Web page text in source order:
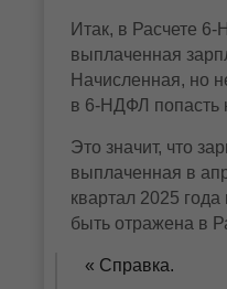
Итак, в Расчете
выплаченная
Начисленная, но
в 6-НДФЛ попасть
Это значит, что
выплаченная в
квартал 2025
быть отражена в
Справка.